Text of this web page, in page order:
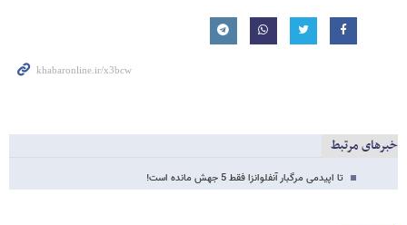
خبرهای مرتبط
تا اپیدمی مرگبار آنفلوانزا فقط 5 جهش مانده است!